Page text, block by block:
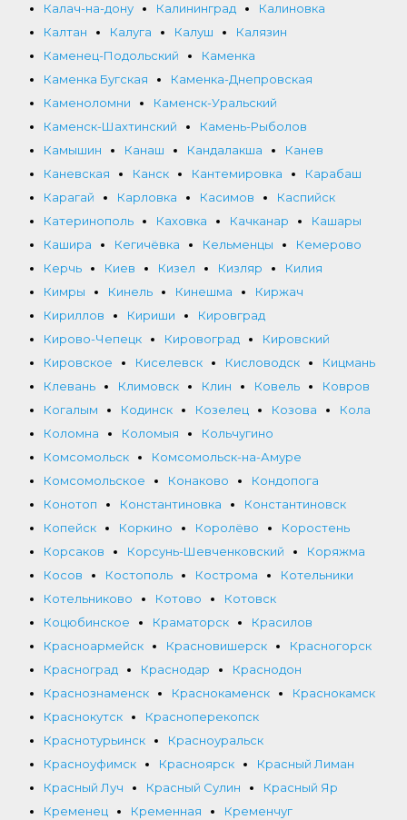
Калач-на-дону
Калининград
Калиновка
Калтан
Калуга Калуш
Калязин
Каменец-Подольский
Каменка
Каменка Бугская
Каменка-Днепровская
Каменоломни
Каменск-Уральский
Каменск-Шахтинский
Камень-Рыболов
Камышин
Канаш Кандалакша
Канев
Каневская
Канск Кантемировка
Карабаш
Карагай
Карловка Касимов
Каспийск
Катеринополь
Каховка Качканар
Кашары
Кашира
Кегичёвка Кельменцы
Кемерово
Керчь
Киев Кизел Кизляр
Килия
Кимры
Кинель Кинешма
Киржач
Кириллов
Кириши
Кировград
Кирово-Чепецк
Кировоград
Кировский
Кировское
Киселевск Кисловодск
Кицмань
Клевань
Климовск Клин Ковель
Ковров
Когалым
Кодинск Козелец Козова
Кола
Коломна
Коломыя
Кольчугино
Комсомольск
Комсомольск-на-Амуре
Комсомольское
Конаково
Кондопога
Конотоп
Константиновка
Константиновск
Копейск
Коркино Королёво
Коростень
Корсаков
Корсунь-Шевченковский
Коряжма
Косов
Костополь Кострома
Котельники
Котельниково
Котово
Котовск
Коцюбинское
Краматорск
Красилов
Красноармейск
Красновишерск
Красногорск
Красноград
Краснодар
Краснодон
Краснознаменск
Краснокаменск
Краснокамск
Краснокутск
Красноперекопск
Краснотурьинск
Красноуральск
Красноуфимск
Красноярск
Красный Лиман
Красный Луч
Красный Сулин
Красный Яр
Кременец
Кременная
Кременчуг